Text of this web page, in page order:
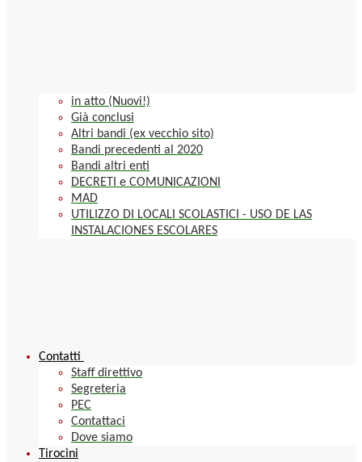
in atto (Nuovi!)
Già conclusi
Altri bandi (ex vecchio sito)
Bandi precedenti al 2020
Bandi altri enti
DECRETI e COMUNICAZIONI
MAD
UTILIZZO DI LOCALI SCOLASTICI - USO DE LAS
INSTALACIONES ESCOLARES
Contatti
Staff direttivo
Segreteria
PEC
Contattaci
Dove siamo
Tirocini